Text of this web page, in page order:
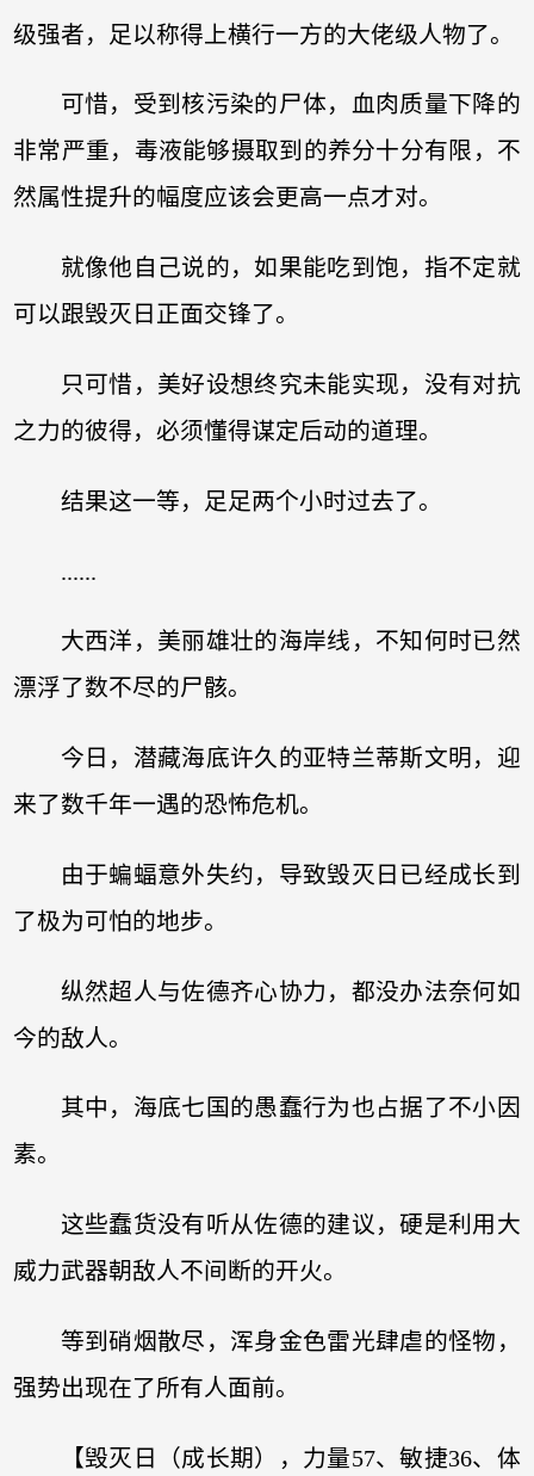
级强者，足以称得上横行一方的大佬级人物了。
可惜，受到核污染的尸体，血肉质量下降的
非常严重，毒液能够摄取到的养分十分有限，不
然属性提升的幅度应该会更高一点才对。
就像他自己说的，如果能吃到饱，指不定就
可以跟毁灭日正面交锋了。
只可惜，美好设想终究未能实现，没有对抗
之力的彼得，必须懂得谋定后动的道理。
结果这一等，足足两个小时过去了。
......
大西洋，美丽雄壮的海岸线，不知何时已然
漂浮了数不尽的尸骸。
今日，潜藏海底许久的亚特兰蒂斯文明，迎
来了数千年一遇的恐怖危机。
由于蝙蝠意外失约，导致毁灭日已经成长到
了极为可怕的地步。
纵然超人与佐德齐心协力，都没办法奈何如
今的敌人。
其中，海底七国的愚蠢行为也占据了不小因
素。
这些蠢货没有听从佐德的建议，硬是利用大
威力武器朝敌人不间断的开火。
等到硝烟散尽，浑身金色雷光肆虐的怪物，
强势出现在了所有人面前。
【毁灭日（成长期），力量57、敏捷36、体